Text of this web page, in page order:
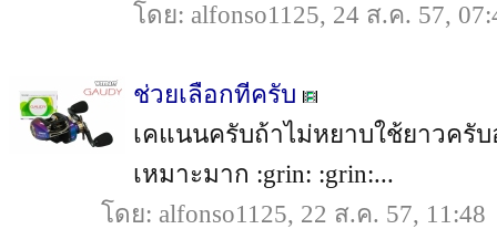
โดย: alfonso1125, 24 ส.ค. 57,
ช่วยเลือกทีครับ
เคแนนครับถ้าไม่หยาบใช้ยาวครั
เหมาะมาก :grin: :grin:...
โดย: alfonso1125, 22 ส.ค. 57, 11:48